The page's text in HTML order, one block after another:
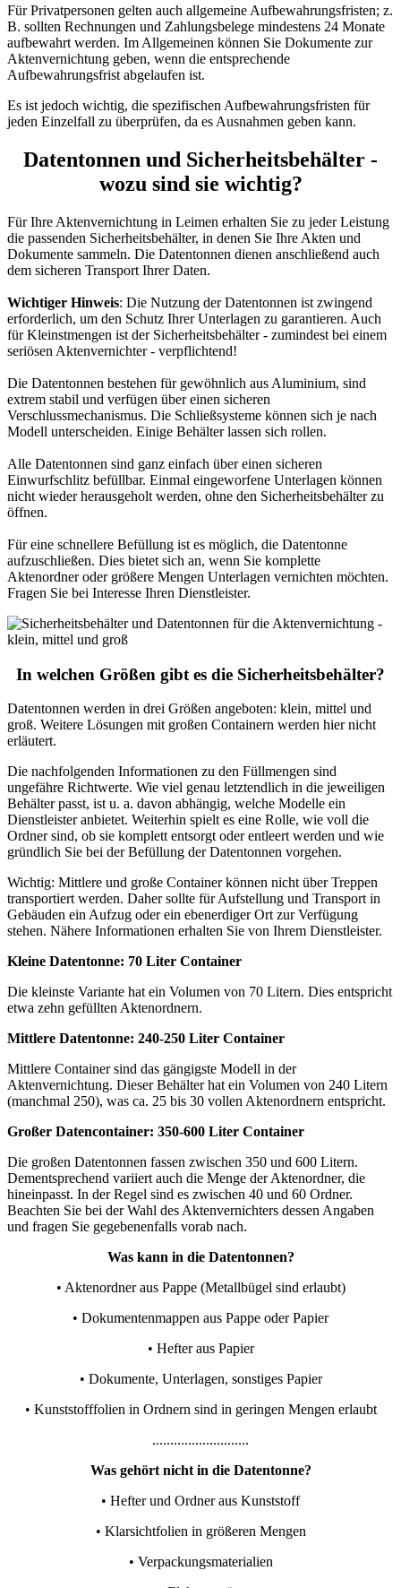
Für Privatpersonen gelten auch allgemeine Aufbewahrungsfristen; z.
B. sollten Rechnungen und Zahlungsbelege mindestens 24 Monate
aufbewahrt werden. Im Allgemeinen können Sie Dokumente zur
Aktenvernichtung geben, wenn die entsprechende
Aufbewahrungsfrist abgelaufen ist.
Es ist jedoch wichtig, die spezifischen Aufbewahrungsfristen für
jeden Einzelfall zu überprüfen, da es Ausnahmen geben kann.
Datentonnen und Sicherheitsbehälter -
wozu sind sie wichtig?
Für Ihre Aktenvernichtung in Leimen erhalten Sie zu jeder Leistung
die passenden Sicherheitsbehälter, in denen Sie Ihre Akten und
Dokumente sammeln. Die Datentonnen dienen anschließend auch
dem sicheren Transport Ihrer Daten.
Wichtiger Hinweis: Die Nutzung der Datentonnen ist zwingend
erforderlich, um den Schutz Ihrer Unterlagen zu garantieren. Auch
für Kleinstmengen ist der Sicherheitsbehälter - zumindest bei einem
seriösen Aktenvernichter - verpflichtend!
Die Datentonnen bestehen für gewöhnlich aus Aluminium, sind
extrem stabil und verfügen über einen sicheren
Verschlussmechanismus. Die Schließsysteme können sich je nach
Modell unterscheiden. Einige Behälter lassen sich rollen.
Alle Datentonnen sind ganz einfach über einen sicheren
Einwurfschlitz befüllbar. Einmal eingeworfene Unterlagen können
nicht wieder herausgeholt werden, ohne den Sicherheitsbehälter zu
öffnen.
Für eine schnellere Befüllung ist es möglich, die Datentonne
aufzuschließen. Dies bietet sich an, wenn Sie komplette
Aktenordner oder größere Mengen Unterlagen vernichten möchten.
Fragen Sie bei Interesse Ihren Dienstleister.
In welchen Größen gibt es die Sicherheitsbehälter?
Datentonnen werden in drei Größen angeboten: klein, mittel und
groß. Weitere Lösungen mit großen Containern werden hier nicht
erläutert.
Die nachfolgenden Informationen zu den Füllmengen sind
ungefähre Richtwerte. Wie viel genau letztendlich in die jeweiligen
Behälter passt, ist u. a. davon abhängig, welche Modelle ein
Dienstleister anbietet. Weiterhin spielt es eine Rolle, wie voll die
Ordner sind, ob sie komplett entsorgt oder entleert werden und wie
gründlich Sie bei der Befüllung der Datentonnen vorgehen.
Wichtig: Mittlere und große Container können nicht über Treppen
transportiert werden. Daher sollte für Aufstellung und Transport in
Gebäuden ein Aufzug oder ein ebenerdiger Ort zur Verfügung
stehen. Nähere Informationen erhalten Sie von Ihrem Dienstleister.
Kleine Datentonne: 70 Liter Container
Die kleinste Variante hat ein Volumen von 70 Litern. Dies entspricht
etwa zehn gefüllten Aktenordnern.
Mittlere Datentonne: 240-250 Liter Container
Mittlere Container sind das gängigste Modell in der
Aktenvernichtung. Dieser Behälter hat ein Volumen von 240 Litern
(manchmal 250), was ca. 25 bis 30 vollen Aktenordnern entspricht.
Großer Datencontainer: 350-600 Liter Container
Die großen Datentonnen fassen zwischen 350 und 600 Litern.
Dementsprechend variiert auch die Menge der Aktenordner, die
hineinpasst. In der Regel sind es zwischen 40 und 60 Ordner.
Beachten Sie bei der Wahl des Aktenvernichters dessen Angaben
und fragen Sie gegebenenfalls vorab nach.
Was kann in die Datentonnen?
• Aktenordner aus Pappe (Metallbügel sind erlaubt)
• Dokumentenmappen aus Pappe oder Papier
• Hefter aus Papier
• Dokumente, Unterlagen, sonstiges Papier
• Kunststofffolien in Ordnern sind in geringen Mengen erlaubt
...........................
Was gehört nicht in die Datentonne?
• Hefter und Ordner aus Kunststoff
• Klarsichtfolien in größeren Mengen
• Verpackungsmaterialien